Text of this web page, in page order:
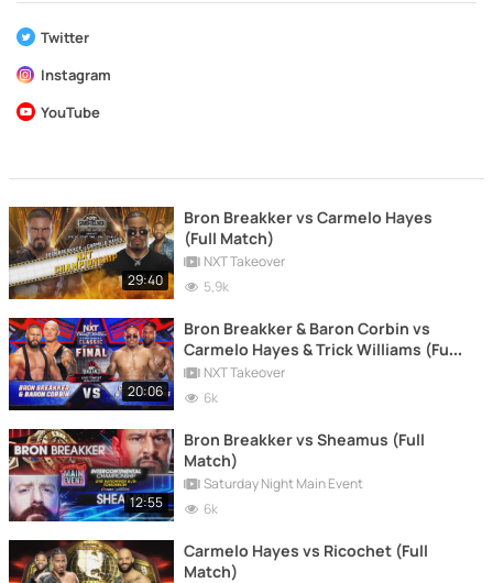
Twitter
Instagram
YouTube
29:40
Bron Breakker vs Carmelo Hayes
(Full Match)
NXT Takeover
5,9k
20:06
Bron Breakker & Baron Corbin vs
Carmelo Hayes & Trick Williams (Full
Match)
NXT Takeover
6k
12:55
Bron Breakker vs Sheamus (Full
Match)
Saturday Night Main Event
6k
Carmelo Hayes vs Ricochet (Full
Match)